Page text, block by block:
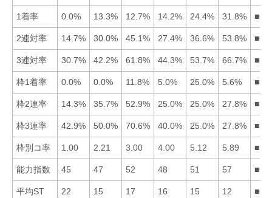
1着率 0.0% 13.3% 12.7% 14.2% 24.4% 31.8%
2連対率 14.7% 30.0% 45.1% 27.4% 36.6% 53.8%
3連対率 30.7% 42.2% 61.8% 44.3% 53.7% 66.7%
枠1着率 0.0% 0.0% 11.8% 5.0% 25.0% 5.6%
枠2連率 14.3% 35.7% 52.9% 25.0% 25.0% 27.8%
枠3連率 42.9% 50.0% 70.6% 40.0% 25.0% 27.8%
枠別コ率 1.00 2.21 3.00 4.00 5.12 5.89
能力指数 45 47 52 48 51 57
平均ST 22 15 17 16 15 12